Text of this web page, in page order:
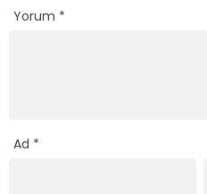
Yorum *
Ad *